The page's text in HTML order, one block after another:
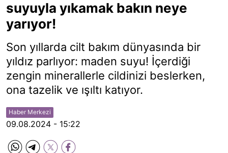
suyuyla yıkamak bakın neye
yarıyor!
Son yıllarda cilt bakım dünyasında bir
yıldız parlıyor: maden suyu! İçerdiği
zengin minerallerle cildinizi beslerken,
ona tazelik ve ışıltı katıyor.
Haber Merkezi
09.08.2024 - 15:22